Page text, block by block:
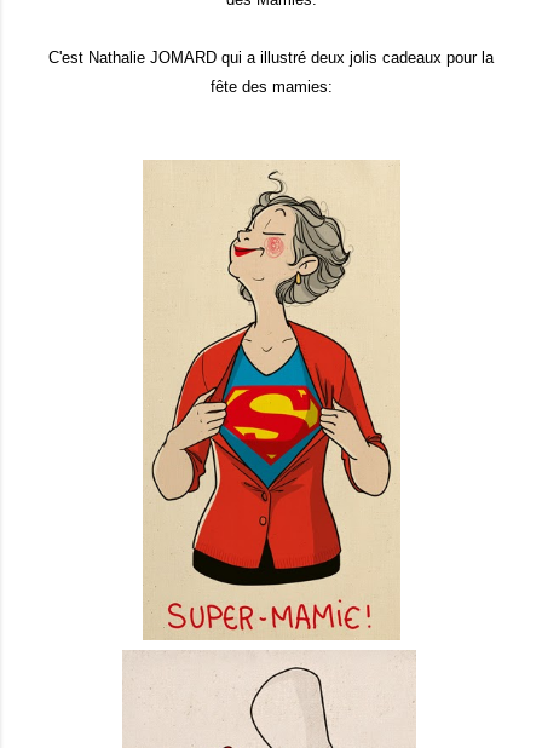
C'est Nathalie JOMARD qui a illustré deux jolis cadeaux pour la
fête des mamies: